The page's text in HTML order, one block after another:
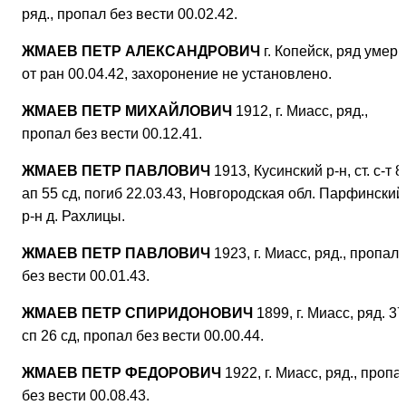
ряд., пропал без вести 00.02.42.
ЖМАЕВ ПЕТР АЛЕКСАНДРОВИЧ г. Копейск, ряд умер
от ран 00.04.42, захоронение не установлено.
ЖМАЕВ ПЕТР МИХАЙЛОВИЧ 1912, г. Миасс, ряд.,
пропал без вести 00.12.41.
ЖМАЕВ ПЕТР ПАВЛОВИЧ 1913, Кусинский р-н, ст. с-т
ап 55 сд, погиб 22.03.43, Новгородская обл. Парфинский
р-н д. Рахлицы.
ЖМАЕВ ПЕТР ПАВЛОВИЧ 1923, г. Миасс, ряд., пропал
без вести 00.01.43.
ЖМАЕВ ПЕТР СПИРИДОНОВИЧ 1899, г. Миасс, ряд. 37
сп 26 сд, пропал без вести 00.00.44.
ЖМАЕВ ПЕТР ФЕДОРОВИЧ 1922, г. Миасс, ряд.,
без вести 00.08.43.